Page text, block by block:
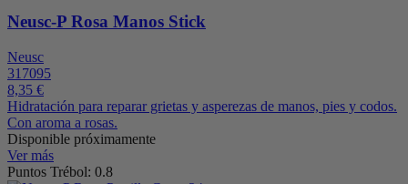
Neusc-P Rosa Manos Stick
Neusc
317095
8,35 €
Hidratación para reparar grietas y asperezas de manos, pies y codos.
Con aroma a rosas.
Disponible próximamente
Ver más
Puntos Trébol: 0.8